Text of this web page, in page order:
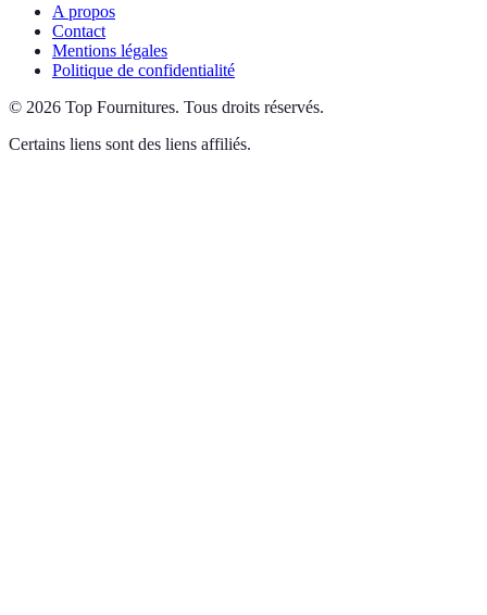
A propos
Contact
Mentions légales
Politique de confidentialité
© 2026 Top Fournitures. Tous droits réservés.
Certains liens sont des liens affiliés.